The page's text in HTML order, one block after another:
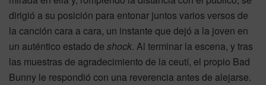
dirigió a su posición para entonar juntos varios versos de
la canción cara a cara, un instante que dejó a la joven en
un auténtico estado de shock. Al terminar la escena, y tras
las muestras de agradecimiento de la ceutí, el propio Bad
Bunny le respondió con una reverencia antes de alejarse.